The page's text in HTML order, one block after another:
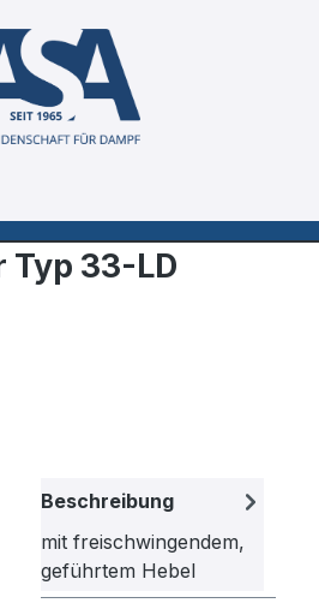
Typ 33-LD
Beschreibung
mit freischwingendem,
geführtem Hebel